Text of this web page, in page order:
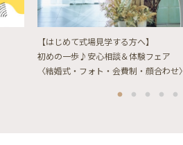
【はじめて式場見学する方へ】
初めの一歩♪安心相談＆体験フェア
〈結婚式・フォト・会費制・顔合わせ〉